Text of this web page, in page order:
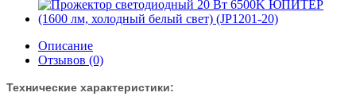
Описание
Отзывов (0)
Технические характеристики: